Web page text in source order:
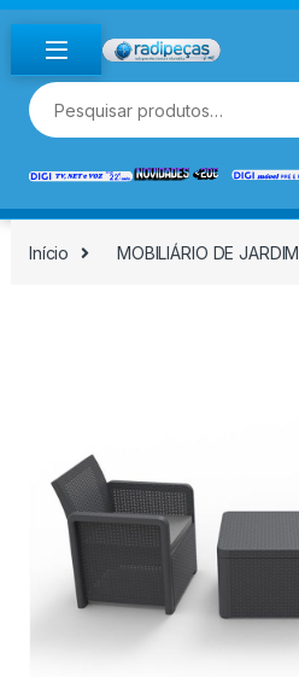
Skip to navigation
Skip to content
Pesquisar por:
Início MOBILIÁRIO DE JARDIM